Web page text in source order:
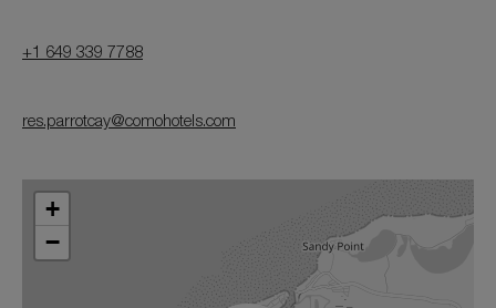
+1 649 339 7788
res.parrotcay@comohotels.com
+
−